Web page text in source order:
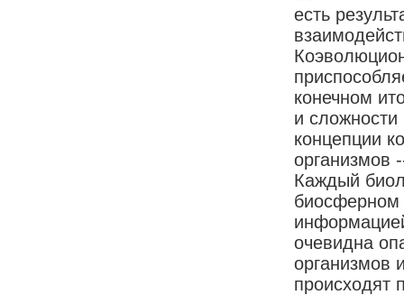
есть
конечном
и сложности
концепции
организмов
Каждый
биосферном
очевидна
организмов
происходят